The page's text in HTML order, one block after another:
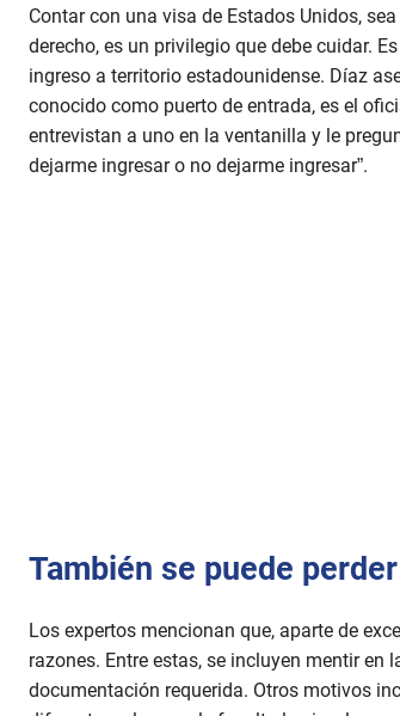
Contar con una visa de Estados Unidos,
derecho, es un privilegio que debe cuidar.
ingreso a territorio estadounidense. Díaz
conocido como puerto de entrada, es el
entrevistan a uno en la ventanilla y le
dejarme ingresar o no dejarme ingresar”.
También se puede
Los expertos mencionan que, aparte de
razones. Entre estas, se incluyen mentir en
documentación requerida. Otros motivos